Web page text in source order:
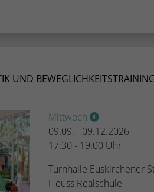
UND
Mittwoch
09.09. - 09.12.2026
17:30 - 19:00 Uhr
Turnhalle Euskirchener
Heuss Realschule